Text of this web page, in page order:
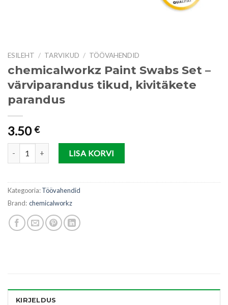
ESILEHT / TARVIKUD / TÖÖVAHENDID
chemicalworkz Paint Swabs Set –
värviparandus tikud, kivitäkete
parandus
3.50€
chemicalworkz Paint Swabs Set - värviparandus tikud, kivitäkete
LISA KORVI
Kategooria:Töövahendid
Brand: chemicalworkz
KIRJELDUS